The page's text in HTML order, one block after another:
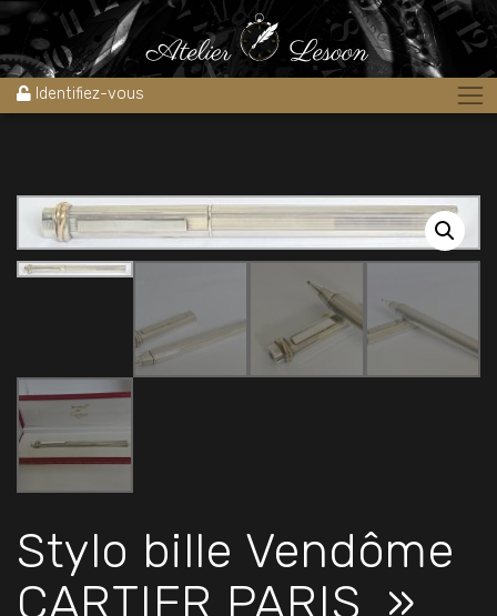
Identifiez-vous
Accueil » Boutique Stylos » Stylo bille Vendôme CARTIER PARIS »
Le Must de Cartier » plaqué argent 1990’s 3 OR
Stylo bille Vendôme
CARTIER PARIS »